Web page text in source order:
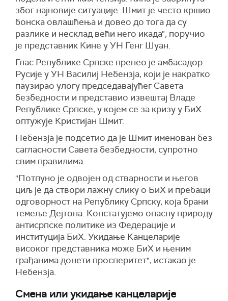
због најновије ситуације. Шмит је често кршио
бонска овлашћења и довео до тога да су
разлике и несклад већи него икада", поручио
је представник Кине у УН Генг Шуан.
Глас Републике Српске пренео је амбасадор
Русије у УН Василиј Небензја, који је накратко
паузирао улогу председавајућег Савета
безбедности и представио извештај Владе
Републике Српске, у којем се за кризу у БиХ
оптужује Кристијан Шмит.
Небензја је подсетио да је Шмит именован без
сагласности Савета безбедности, супротно
свим правилима.
"Потпуно је одвојен од стварности и његов
циљ је да створи лажну слику о БиХ и пребаци
одговорност на Републику Српску, која брани
темеље Дејтона. Констатујемо опасну природу
антисрпске политике из Федерације и
институција БиХ. Укидање Канцеларије
високог представника може БиХ и њеним
грађанима донети просперитет", истакао је
Небензја.
Смена или укидање канцеларије